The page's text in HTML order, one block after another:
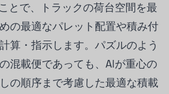
とで、トラックの荷台空間を最
の最適なパレット配置や積み付
算・指示します。パズルのよう
混載便であっても、AIが重心の
の順序まで考慮した最適な積載